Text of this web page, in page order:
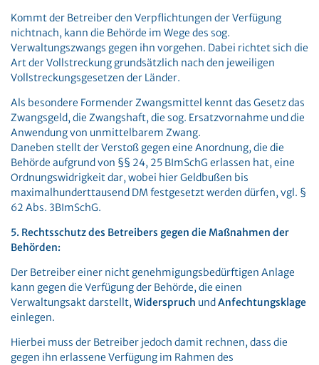
Kommt der Betreiber den Verpflichtungen der Verfügung
nichtnach, kann die Behörde im Wege des sog.
Verwaltungszwangs gegen ihn vorgehen. Dabei richtet sich die
Art der Vollstreckung grundsätzlich nach den jeweiligen
Vollstreckungsgesetzen der Länder.
Als besondere Formender Zwangsmittel kennt das Gesetz das
Zwangsgeld, die Zwangshaft, die sog. Ersatzvornahme und die
Anwendung von unmittelbarem Zwang.
Daneben stellt der Verstoß gegen eine Anordnung, die die
Behörde aufgrund von §§ 24, 25 BImSchG erlassen hat, eine
Ordnungswidrigkeit dar, wobei hier Geldbußen bis
maximalhunderttausend DM festgesetzt werden dürfen, vgl. §
62 Abs. 3BImSchG.
5. Rechtsschutz des Betreibers gegen die Maßnahmen der
Behörden:
Der Betreiber einer nicht genehmigungsbedürftigen Anlage
kann gegen die Verfügung der Behörde, die einen
Verwaltungsakt darstellt, Widerspruch undAnfechtungsklage
einlegen.
Hierbei muss der Betreiber jedoch damit rechnen, dass die
gegen ihn erlassene Verfügung im Rahmen des